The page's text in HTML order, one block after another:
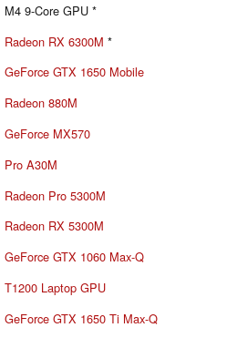
M4 9-Core GPU *
Radeon RX 6300M *
GeForce GTX 1650 Mobile
Radeon 880M
GeForce MX570
Pro A30M
Radeon Pro 5300M
Radeon RX 5300M
GeForce GTX 1060 Max-Q
T1200 Laptop GPU
GeForce GTX 1650 Ti Max-Q